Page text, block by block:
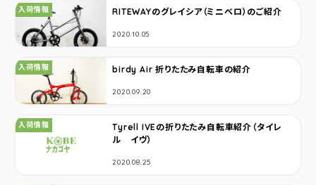
RITEWAYのグレイシア（ミニベロ）のご紹介
カテゴリ：
入荷情報
2020.10.05
birdy Air 折りたたみ自転車の紹介
カテゴリ：
入荷情報
2020.09.20
Tyrell IVEの折りたたみ自転車紹介（タイレ
ル イヴ）
カテゴリ：
入荷情報
2020.08.25